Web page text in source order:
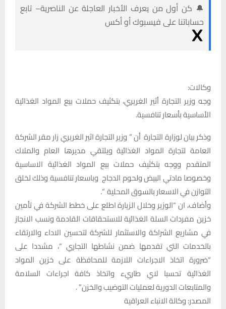
🔔 كن أول من يعرف الأخبار العاجلة عن الناصرية– تابع
حساباتنا على فيسبوك أو أكس
وكالات:
وجه وزير التجارة أثير الغريري، بتكثيف حملات بيع المواد الغذائية
الأساسية بأسعار تنافسية.
وذكر بيان لوزارة التجارة أن ” وزير التجارة اثير الغريري زار مقر الشركة
العامة لتجارة المواد الغذائية ويلتقي مديرها العام والملاك
المتقدم ووجه بتكثيف حملات بيع المواد الغذائية الاساسية
وخصوصا مادتي البيض ولحوم الدجاج وباسعار تنافسية وذلك لخلق
التوازن في الاسعار بالسوق المحلية “.
وأضاف، ان “الوزير وخلال الزيارة اطلع على خطط الشركة في تأمين
خزين مفردات السلة الغذائية للاستحقاقات القادمة ونسب الانجاز
في مشاريع الشراكة والاستثمار للشركة لتحسين الاداء والارتقاء
بالخدمات التي تقدمها ضمن نشاطها التجاري “، مشددا على
“ضرورة اتخاذ الاجراءات اللازمة للمحافظة على خزين المواد
الغذائية تحسبا لاي طاريء واتخاذ كافة اجراءات السلامة
والمتابعات الدورية لعمليات التوضيب والخزن” .
المصدر: وكالة الانباء العراقية